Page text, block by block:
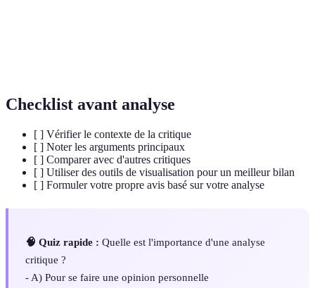
Checklist avant analyse
[ ] Vérifier le contexte de la critique
[ ] Noter les arguments principaux
[ ] Comparer avec d'autres critiques
[ ] Utiliser des outils de visualisation pour un meilleur bilan
[ ] Formuler votre propre avis basé sur votre analyse
🧠 Quiz rapide : Quelle est l'importance d'une analyse
critique ?
- A) Pour se faire une opinion personnelle